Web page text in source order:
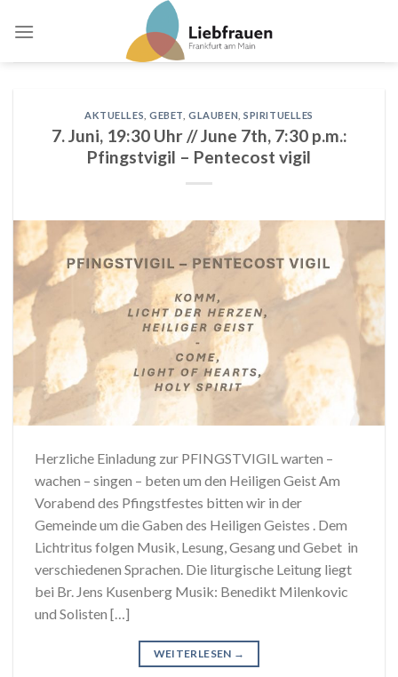
AKTUELLES ,GEBET ,GLAUBEN ,SPIRITUELLES
7. Juni, 19:30 Uhr // June 7th, 7:30 p.m.:
Pfingstvigil – Pentecost vigil
Herzliche Einladung zur PFINGSTVIGIL warten –
wachen – singen – beten um den Heiligen Geist Am
Vorabend des Pfingstfestes bitten wir in der
Gemeinde um die Gaben des Heiligen Geistes . Dem
Lichtritus folgen Musik, Lesung, Gesang und Gebet in
verschiedenen Sprachen. Die liturgische Leitung liegt
bei Br. Jens Kusenberg Musik: Benedikt Milenkovic
und Solisten […]
WEITERLESEN →